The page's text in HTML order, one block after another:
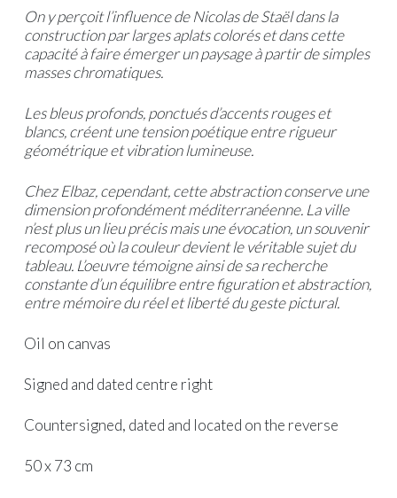
On y perçoit l’influence de Nicolas de Staël dans la
construction par larges aplats colorés et dans cette
capacité à faire émerger un paysage à partir de simples
masses chromatiques.
Les bleus profonds, ponctués d’accents rouges et
blancs, créent une tension poétique entre rigueur
géométrique et vibration lumineuse.
Chez Elbaz, cependant, cette abstraction conserve une
dimension profondément méditerranéenne. La ville
n’est plus un lieu précis mais une évocation, un souvenir
recomposé où la couleur devient le véritable sujet du
tableau. L’oeuvre témoigne ainsi de sa recherche
constante d’un équilibre entre figuration et abstraction,
entre mémoire du réel et liberté du geste pictural.
Oil on canvas
Signed and dated centre right
Countersigned, dated and located on the reverse
50 x 73 cm